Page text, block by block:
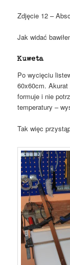
Zdjęcie 12 –
Jak widać
Kuweta
Po wycięciu
60x60cm.
formuje i nie
temperatury –
Tak więc